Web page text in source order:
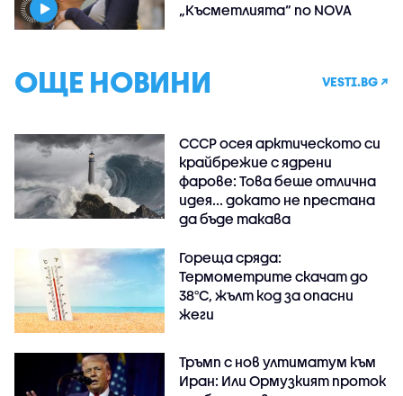
„Късметлията“ по NOVA
ОЩЕ НОВИНИ VESTI.BG ↗
СССР осея арктическото си
крайбрежие с ядрени
фарове: Това беше отлична
идея... докато не престана
да бъде такава
Гореща сряда:
Термометрите скачат до
38°C, жълт код за опасни
жеги
Тръмп с нов ултиматум към
Иран: Или Ормузкият проток